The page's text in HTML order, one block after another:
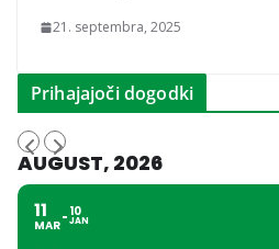
21. septembra, 2025
Prihajajoči dogodki
AUGUST, 2026
11
MAR
10
JAN